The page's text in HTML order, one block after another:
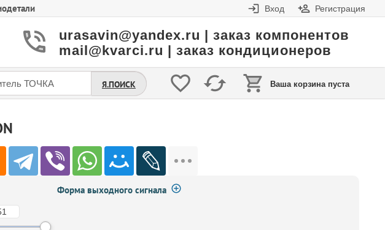
Вход Регистрация
urasavin@yandex.ru | заказ компонентов
mail@kvarci.ru | заказ кондиционеров
Ваша корзина пуста
Я.ПОИСК
Форма выходного сигнала